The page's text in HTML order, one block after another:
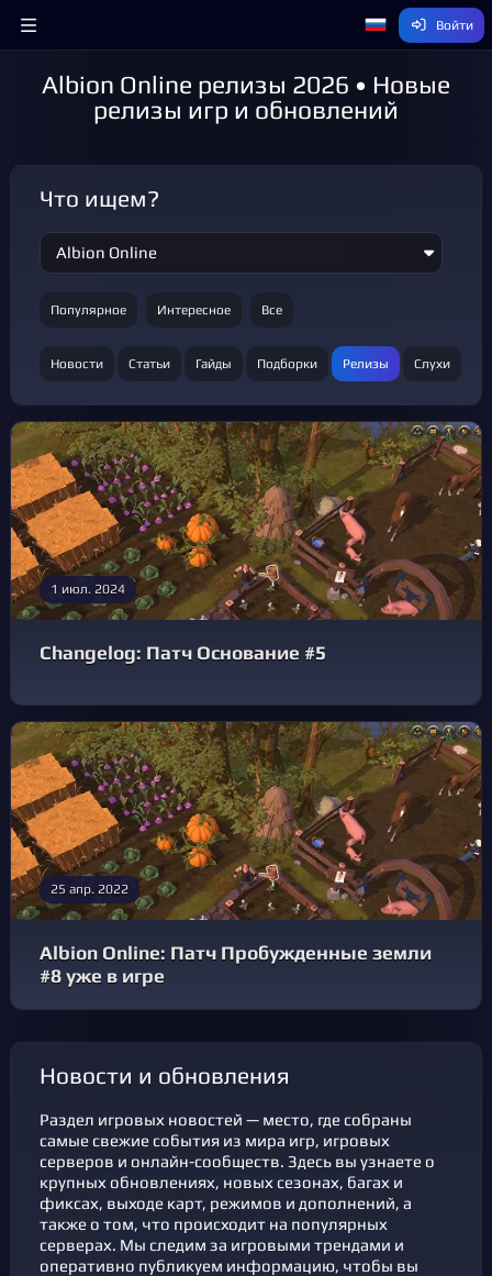
Войти
Albion Online релизы 2026 • Новые
релизы игр и обновлений
Что ищем?
Популярное Интересное Все
Новости Статьи Гайды Подборки Релизы Слухи
1 июл. 2024
Changelog: Патч Основание #5
25 апр. 2022
Albion Online: Патч Пробужденные земли
#8 уже в игре
новости и обновления
Раздел игровых новостей — место, где собраны
самые свежие события из мира игр, игровых
серверов и онлайн-сообществ. Здесь вы узнаете о
крупных обновлениях, новых сезонах, багах и
фикcах, выходе карт, режимов и дополнений, а
также о том, что происходит на популярных
серверах. Мы следим за игровыми трендами и
оперативно публикуем информацию, чтобы вы